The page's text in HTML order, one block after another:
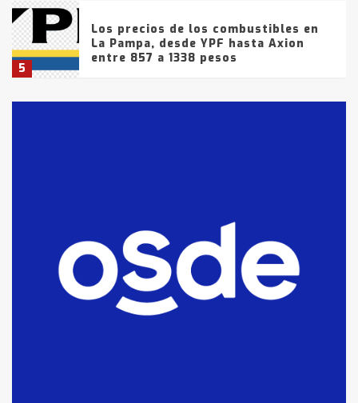
5
Los precios de los combustibles en
La Pampa, desde YPF hasta Axion
entre 857 a 1338 pesos
fueron detenidos por
comercialización de drogas en la
tarde del sábado
T.Lauquen: se vendió el edificio de
lo que fue la planta Industrial del